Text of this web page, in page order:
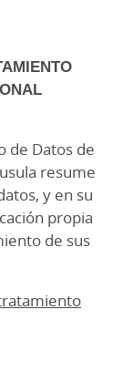
de Datos de
resume
y en su
propia
de sus